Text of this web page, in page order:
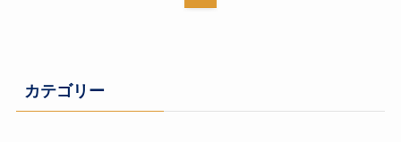
カテゴリー